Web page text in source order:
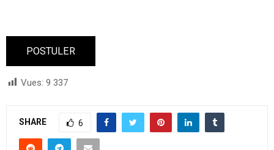
Vues: 9 337
SHARE 6